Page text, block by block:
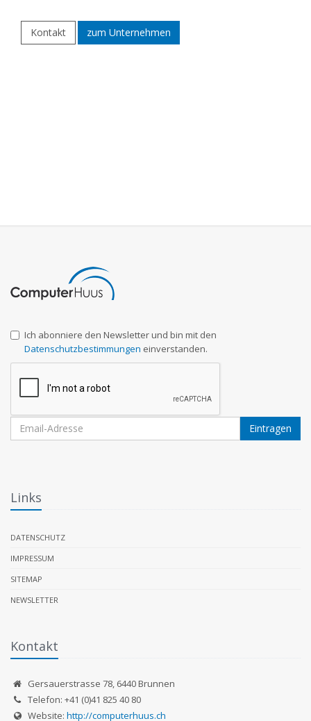
Kontakt zum Unternehmen
Ich abonniere den Newsletter und bin mit den
Datenschutzbestimmungen einverstanden.
Eintragen
Links
DATENSCHUTZ
IMPRESSUM
SITEMAP
NEWSLETTER
Kontakt
Gersauerstrasse 78, 6440 Brunnen
Telefon: +41 (0)41 825 40 80
Website: http://computerhuus.ch